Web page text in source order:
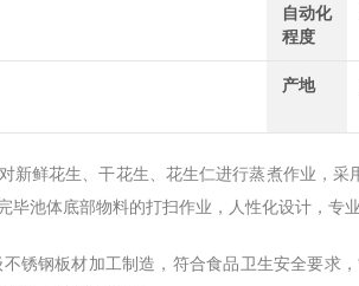
自动化
程度
产地
新鲜花生、干花生、花生仁进行蒸煮作业，
毕池体底部物料的打扫作业，人性化设计，专
锈钢板材加工制造，符合食品卫生安全要求